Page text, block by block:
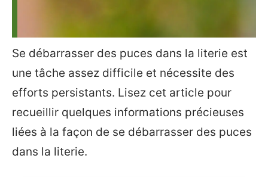
Se débarrasser des puces dans la literie est
une tâche assez difficile et nécessite des
efforts persistants. Lisez cet article pour
recueillir quelques informations précieuses
liées à la façon de se débarrasser des puces
dans la literie.